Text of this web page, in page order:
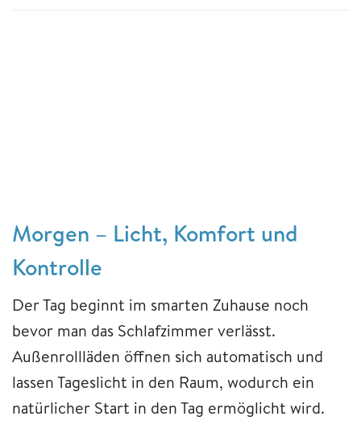
Morgen – Licht, Komfort und
Kontrolle
Der Tag beginnt im smarten Zuhause noch
bevor man das Schlafzimmer verlässt.
Außenrollläden öffnen sich automatisch und
lassen Tageslicht in den Raum, wodurch ein
natürlicher Start in den Tag ermöglicht wird.